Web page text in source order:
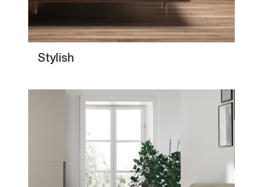
Stylish